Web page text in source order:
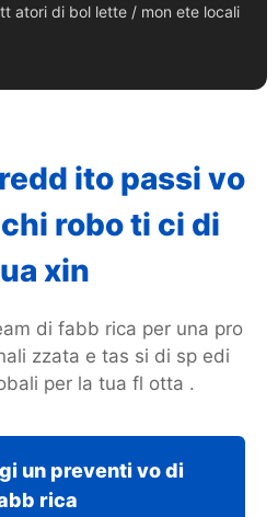
atori di bol lette / mon ete locali
ito passi vo
robo ti ci di
xin
di fabb rica per una pro
zzata e tas si di sp edi
per la tua fl otta .
un preventi vo di
rica